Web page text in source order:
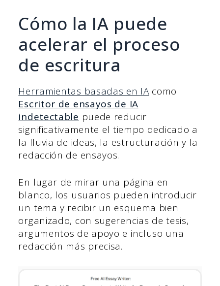
Cómo la IA puede
acelerar el proceso
de escritura
Herramientas basadas en IAcomo
Escritor de ensayos de IA
indetectable puede reducir
significativamente el tiempo dedicado a
la lluvia de ideas, la estructuración y la
redacción de ensayos.
En lugar de mirar una página en
blanco, los usuarios pueden introducir
un tema y recibir un esquema bien
organizado, con sugerencias de tesis,
argumentos de apoyo e incluso una
redacción más precisa.